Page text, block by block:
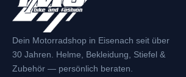
Dein Motorradshop in Eisenach seit über
30 Jahren. Helme, Bekleidung, Stiefel &
Zubehör — persönlich beraten.